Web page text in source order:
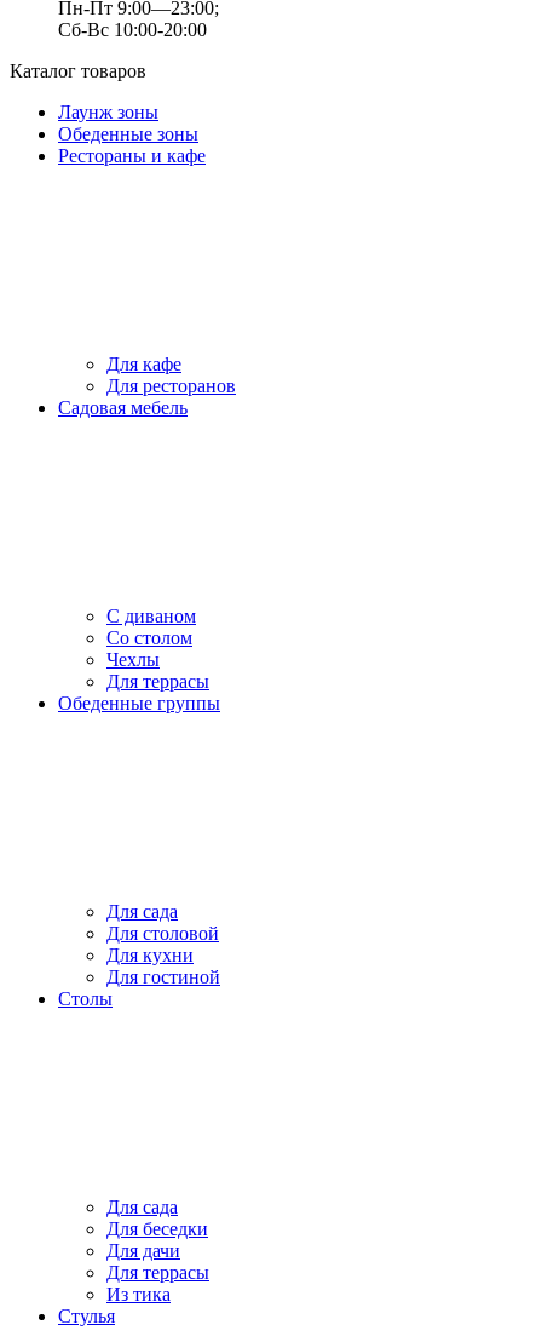
Пн-Пт 9:00—23:00;
Сб-Вс 10:00-20:00
Каталог товаров
Лаунж зоны
Обеденные зоны
Рестораны и кафе
Для кафе
Для ресторанов
Садовая мебель
С диваном
Со столом
Чехлы
Для террасы
Обеденные группы
Для сада
Для столовой
Для кухни
Для гостиной
Столы
Для сада
Для беседки
Для дачи
Для террасы
Из тика
Стулья